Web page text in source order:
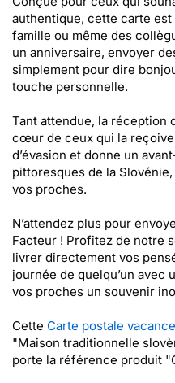
authentique, cette carte
famille ou même des
un anniversaire, envoyer
simplement pour dire
touche personnelle.
Tant attendue, la réception
cœur de ceux qui la
d’évasion et donne un
pittoresques de la
vos proches.
N’attendez plus pour
Facteur ! Profitez de notre
livrer directement vos
journée de quelqu’un avec
vos proches un souvenir
Cette Carte postale
"Maison traditionnelle
porte la référence produit